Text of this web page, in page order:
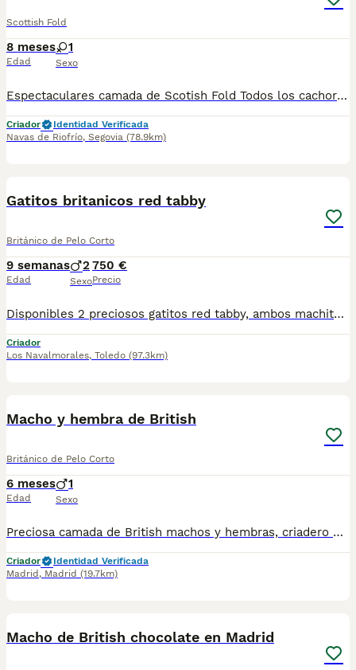
Scottish Fold
8 meses
Edad
1
Sexo
Espectaculares camada de Scotish Fold Todos los cachorritos se entregan con unos dos meses y medio de edad y sus vacunas correspondientes, desparasitados interna y externamente, con certificado de salud, y garantía tanto por enfermedad vírica como congénito genética. Posibilidad de entregar en toda España mediante transporte propio preparado para animales y con chofer privado. Los precios pueden variar según las características y morfología de cada cachorro. Añádenos al whats app o llámanos, y encantados atenderemos todas tus dudas y consultas. Teléfono / Whats app: 641 92 23 90
Criador
Identidad Verificada
Navas de Riofrío, Segovia (78.9km)
Gatitos britanicos red tabby
Británico de Pelo Corto
9 semanas
Edad
2
Sexo
750 €
Precio
Disponibles 2 preciosos gatitos red tabby, ambos machitos. Excelente caracter. Sanos fuertes y gorditos. Criados en ambiente familiar. Se entregan con revision veterinaria, desparasitacion, primera vacuna y cartilla sanitaria. Interesados escribir, envio mas fotos y videos de los gatitos. Gracias.
Criador
Los Navalmorales, Toledo (97.3km)
Macho y hembra de British
Británico de Pelo Corto
6 meses
Edad
1
Sexo
Preciosa camada de British machos y hembras, criadero profesional, se entregan con su cartilla veterinaria, vacunados y desparasitados con garantía vírica y congénitas, compra en confianza, los precios varian según camada pelaje y sexo, hacemos envios a contrareembolso a toda españa con chófer particular a cargo del comprador. Facebook Nuestros Peludos Tlf 641922390
Criador
Identidad Verificada
Madrid , Madrid (19.7km)
Macho de British chocolate en Madrid